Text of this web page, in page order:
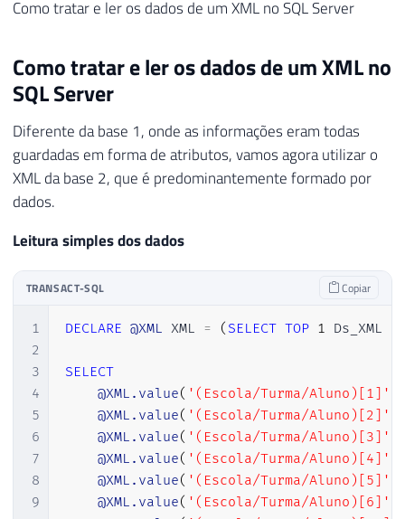
Como tratar e ler os dados de um XML no SQL Server
Como tratar e ler os dados de um XML no
SQL Server
Diferente da base 1, onde as informações eram todas
guardadas em forma de atributos, vamos agora utilizar o
XML da base 2, que é predominantemente formado por
dados.
Leitura simples dos dados
TRANSACT-SQL Copiar
1
2
3
4
5
6
7
8
9
DECLARE @XML XML = ( SELECT TOP 1 Ds_XML
SELECT
@XML.value( '(Escola/Turma/Aluno)[1]'
@XML.value( '(Escola/Turma/Aluno)[2]'
@XML.value( '(Escola/Turma/Aluno)[3]'
@XML.value( '(Escola/Turma/Aluno)[4]'
@XML.value( '(Escola/Turma/Aluno)[5]'
@XML.value( '(Escola/Turma/Aluno)[6]'